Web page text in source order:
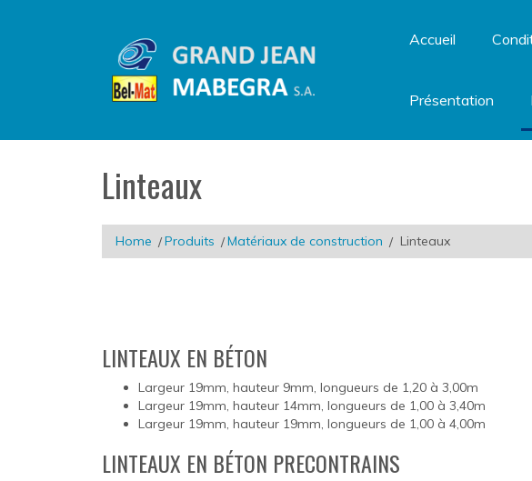
Accueil
Présentation
Linteaux
Home Produits Matériaux de construction Linteaux
LINTEAUX EN BÉTON
Largeur 19mm, hauteur 9mm, longueurs de 1,20 à 3,00m
Largeur 19mm, hauteur 14mm, longueurs de 1,00 à 3,40m
Largeur 19mm, hauteur 19mm, longueurs de 1,00 à 4,00m
LINTEAUX EN BÉTON PRECONTRAINS